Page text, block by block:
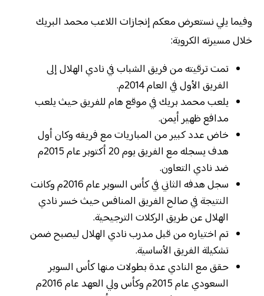
وفيما يلي نستعرض معكم إنجازات اللاعب محمد البريك
خلال مسيرته الكروية:
تمت ترقيته من فريق الشباب في نادي الهلال إلى
الفريق الأول في العام 2014م.
يلعب محمد بريك في موقع هام للفريق حيث يلعب
مدافع ظهير أيمن.
خاض عدد كبير من المباريات مع فريقه وكان أول
هدف يسجله مع الفريق يوم 20 أكتوبر عام 2015م
ضد نادي التعاون.
سجل هدفه الثاني في كأس السوبر عام 2016م وكانت
النتيجة في صالح الفريق المنافس حيث خسر نادي
الهلال عن طريق الركلات الترجيحية.
تم اختياره من قبل مدرب نادي الهلال ليصبح ضمن
تشكيلة الفريق الأساسية.
حقق مع النادي عدة بطولات منها كأس السوبر
السعودي عام 2015م وكأس ولي العهد عام 2016م